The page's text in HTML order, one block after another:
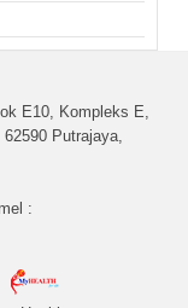
E10, Kompleks E,
Putrajaya,
: